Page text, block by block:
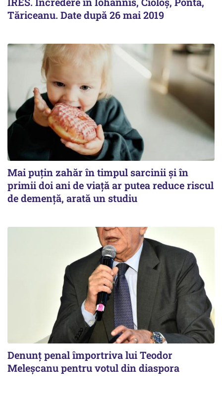
Tăriceanu. Date după 26 mai 2019
Mai puțin zahăr în timpul sarcinii și în
primii doi ani de viață ar putea reduce riscul
de demență, arată un studiu
Denunț penal împortriva lui Teodor
Meleșcanu pentru votul din diaspora